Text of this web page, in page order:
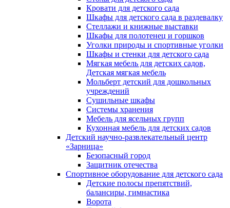
Кровати для детского сада
Шкафы для детского сада в раздевалку
Стеллажи и книжные выставки
Шкафы для полотенец и горшков
Уголки природы и спортивные уголки
Шкафы и стенки для детского сада
Мягкая мебель для детских садов,
Детская мягкая мебель
Мольберт детский для дошкольных
учреждений
Сушильные шкафы
Системы хранения
Мебель для ясельных групп
Кухонная мебель для детских садов
Детский научно-развлекательный центр
«Зарница»
Безопасный город
Защитник отечества
Спортивное оборудование для детского сада
Детские полосы препятствий,
балансиры, гимнастика
Ворота